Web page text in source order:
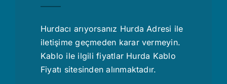
Hurdacı arıyorsanız Hurda Adresi ile
iletişime geçmeden karar vermeyin.
Kablo ile ilgili fiyatlar Hurda Kablo
Fiyatı sitesinden alınmaktadır.